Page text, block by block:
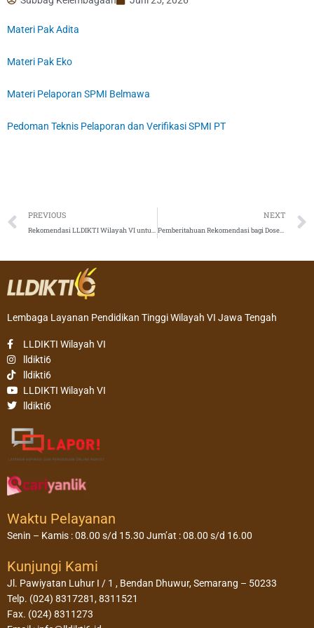
Materi Pak Adita
Materi Pak Eko
Materi Pelaporan SPMI Belmawa
Pedoman Teknis Pelaporan dan Verifikasi SPMI PT
Prev
PREVIOUS
Rekomendasi LLDIKTI Wilayah VI untuk Pendaftaran Beasiswa Doktoral Dosen Vokasi Tahun 2026
NEXT
Pemberitahuan Rekomendasi bagi Dosen Pendaftar BPDDI Tahun 2026
Lembaga Layanan Pendidikan Tinggi Wilayah VI Jawa Tengah
LLDIKTI Wilayah VI
lldikti6
lldikti6
LLDIKTI Wilayah VI
lldikti6
Waktu Pelayanan
Senin – Kamis : 08.00 s/d 15.30 Jum’at : 08.00 s/d 16.00
Kunjungi Kami
Jl. Pawiyatan Luhur I / 1 , Bendan Dhuwur, Semarang – 50233
Telp. (024) 8317281, 8311521
Fax. (024) 8311273